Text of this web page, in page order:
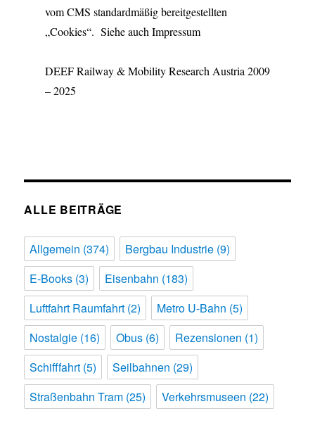
vom CMS standardmäßig bereitgestellten
„Cookies“. Siehe auch Impressum
DEEF Railway & Mobility Research Austria 2009
– 2025
ALLE BEITRÄGE
Allgemein (374) Bergbau Industrie (9)
E-Books (3) Eisenbahn (183)
Luftfahrt Raumfahrt (2) Metro U-Bahn (5)
Nostalgie (16) Obus (6) Rezensionen (1)
Schifffahrt (5) Seilbahnen (29)
Straßenbahn Tram (25) Verkehrsmuseen (22)